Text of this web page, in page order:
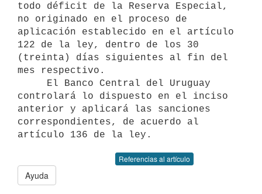
todo déficit de la Reserva Especial,
no originado en el proceso de
aplicación establecido en el artículo
122 de la ley, dentro de los 30
(treinta) días siguientes al fin del
mes respectivo.
controlará lo dispuesto en el inciso
anterior y aplicará las sanciones
correspondientes, de acuerdo al
Referencias al artículo
Ayuda